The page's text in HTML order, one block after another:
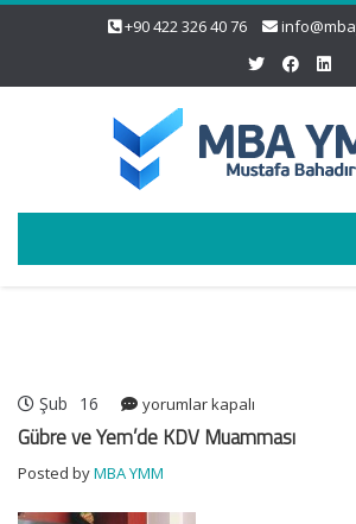
+90 422 326 40 76
Şub 16
Gübre
ve
KDV
yorumlar kapalı
Gübre ve Yem’de KDV Muamması
Posted byMBA YMM